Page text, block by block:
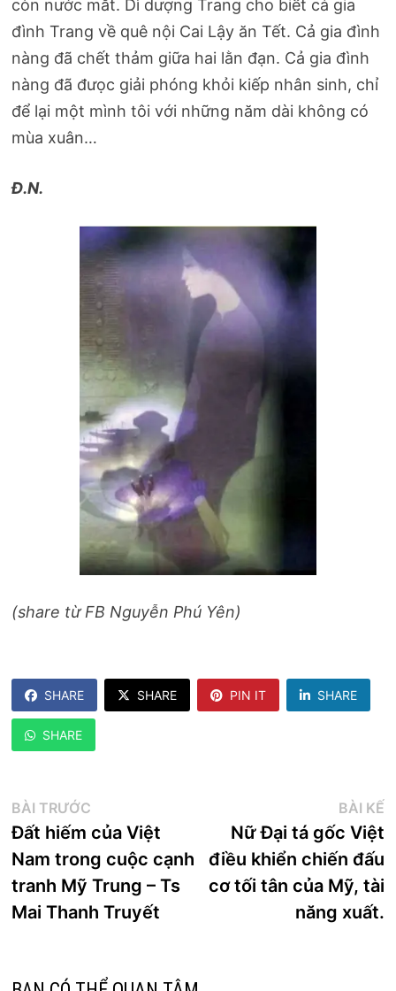
còn nước mắt. Dì dượng Trang cho biết cả gia
đình Trang về quê nội Cai Lậy ăn Tết. Cả gia đình
nàng đã chết thảm giữa hai lằn đạn. Cả gia đình
nàng đã đưọc giải phóng khỏi kiếp nhân sinh, chỉ
để lại một mình tôi với những năm dài không có
mùa xuân…
Đ.N.
(share từ FB Nguyễn Phú Yên)
SHARE SHARE PIN IT SHARE
SHARE
Điều
hướng
bài
viết
BÀI TRƯỚC
trước:
Đất hiếm của Việt
Nam trong cuộc cạnh
tranh Mỹ Trung – Ts
Mai Thanh Truyết
BÀI KẾ
Nữ Đại tá gốc Việt
điều khiển chiến đấu
cơ tối tân của Mỹ, tài
năng xuất.